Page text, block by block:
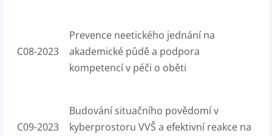
C08-2023
Prevence neetického jednání na
akademické půdě a podpora
kompetencí v péči o oběti
C09-2023
Budování situačního povědomí v
kyberprostoru VVŠ a efektivní reakce na